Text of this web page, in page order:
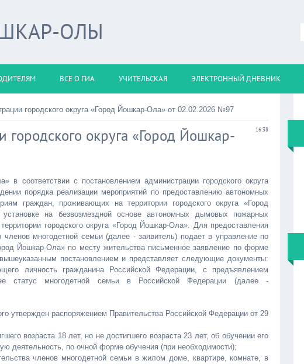
ОЛЫ
ВСЕ О ГИА УЧИТЕЛЬСКАЯ ЭЛЕКТРОННЫЙ ДНЕВНИК
городского округа «Город Йошкар-Ола» от 02.02.2026 №97
16:38
округа «Город Йошкар-
в соответствии с постановлением администрации городского округа
порядка реализации мероприятий по предоставлению автономных
граждан, проживающих на территории городского округа «Город
на безвозмездной основе автономных дымовых пожарных
городского округа «Город Йошкар-Ола». Для предоставления
многодетной семьи (далее - заявитель) подает в управление по
Йошкар-Ола» по месту жительства письменное заявление по форме
постановлением и представляет следующие документы:
личность гражданина Российской Федерации, с предъявлением
статус многодетной семьи в Российской Федерации (далее -
утвержден распоряжением Правительства Российской Федерации от 29
возраста 18 лет, но не достигшего возраста 23 лет, об обучении его
деятельность, по очной форме обучения (при необходимости);
членов многодетной семьи в жилом доме, квартире, комнате, в